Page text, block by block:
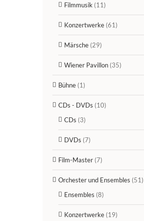
Filmmusik (11)
Konzertwerke (61)
Märsche (29)
Wiener Pavillon (35)
Bühne (1)
CDs - DVDs (10)
CDs (3)
DVDs (7)
Film-Master (7)
Orchester und Ensembles (51)
Ensembles (8)
Konzertwerke (19)